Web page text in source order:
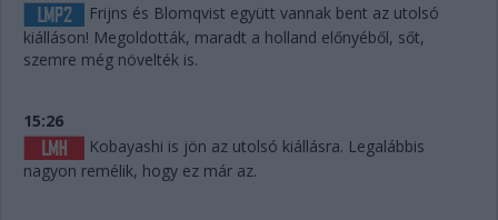
Frijns és Blomqvist együtt vannak bent az utolsó
kiálláson! Megoldották, maradt a holland előnyéből, sőt,
szemre még növelték is.
15:26
Kobayashi is jön az utolsó kiállásra. Legalábbis
nagyon remélik, hogy ez már az.